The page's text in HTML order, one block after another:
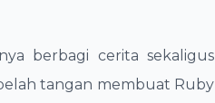
berbagi cerita sekaligus
tangan membuat Ruby